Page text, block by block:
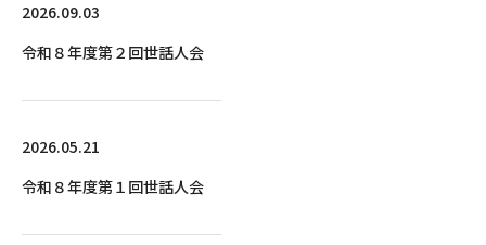
2026.09.03
令和８年度第２回世話人会
2026.05.21
令和８年度第１回世話人会